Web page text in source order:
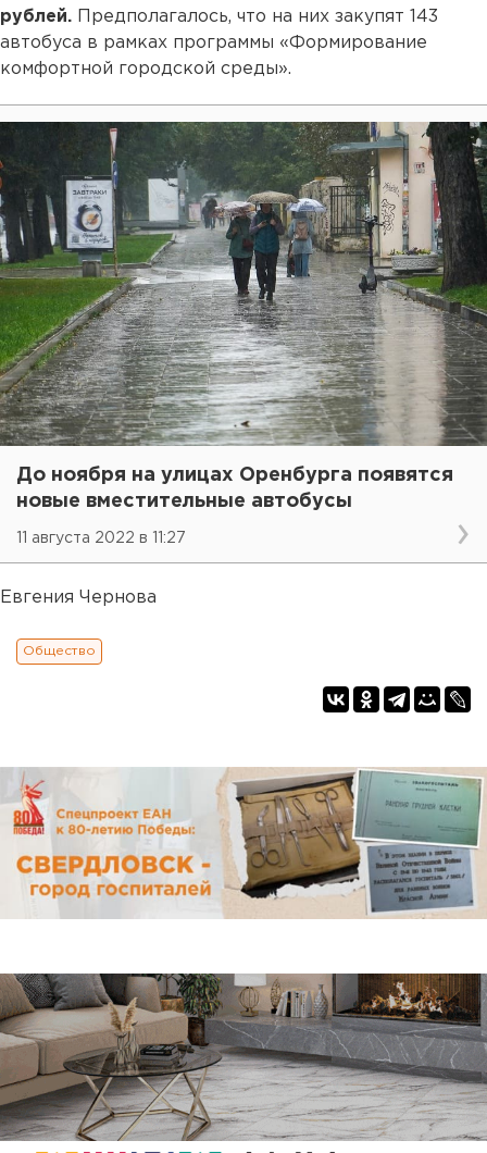
рублей. Предполагалось, что на них закупят 143
автобуса в рамках программы «Формирование
комфортной городской среды».
До ноября на улицах Оренбурга появятся
новые вместительные автобусы
11 августа 2022 в 11:27
Евгения Чернова
Общество